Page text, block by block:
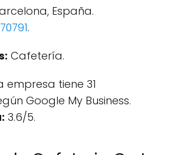
España.
.
Cafetería.
empresa tiene 31
Google My Business.
3.6/5.